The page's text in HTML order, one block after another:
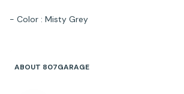
- Color : Misty Grey
ABOUT 807GARAGE